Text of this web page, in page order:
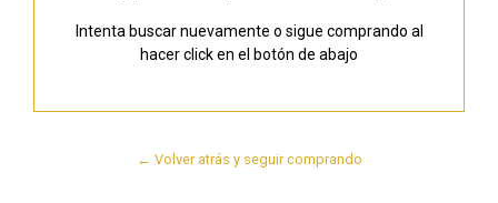
Intenta buscar nuevamente o sigue comprando al
hacer click en el botón de abajo
← Volver atrás y seguir comprando